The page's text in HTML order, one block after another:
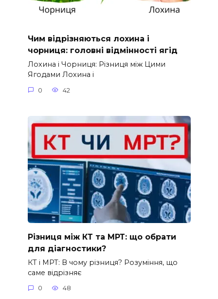
Чим відрізняються лохина і
чорниця: головні відмінності ягід
Лохина і Чорниця: Різниця між Цими
Ягодами Лохина і
0 42
Різниця між КТ та МРТ: що обрати
для діагностики?
КТ і МРТ: В чому різниця? Розуміння, що
саме відрізняє
0 48